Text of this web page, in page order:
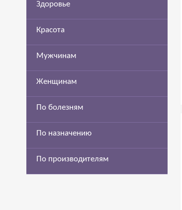
Здоровье
Красота
Мужчинам
Женщинам
По болезням
По назначению
По производителям